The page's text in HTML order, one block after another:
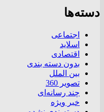
دسته‌ها
اجتماعی
اسلاید
اقتصادی
بدون دسته بندی
بین الملل
تصویر 360
چند رسانه‌ای
خبر ویژه